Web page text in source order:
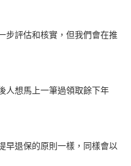
步評估和核實，但我們會在推
人想馬上一筆過領取餘下年
早退保的原則一樣，同樣會以